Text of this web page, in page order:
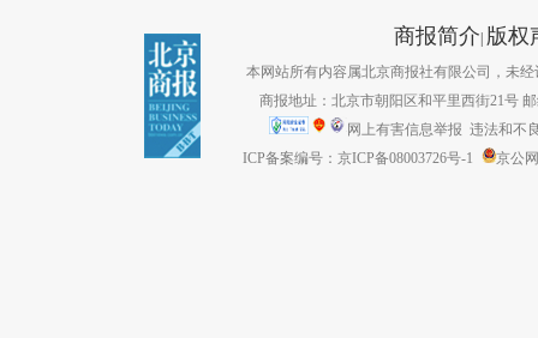
商报简介| 版权
本网站所有内容属北京商报社有限公司，未经
商报地址：北京市朝阳区和平里西街21号
网上有害信息举报 违法和不
ICP备案编号：京ICP备08003726号-1
京公